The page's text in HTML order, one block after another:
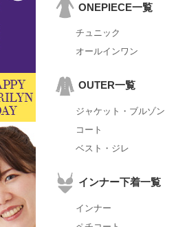
ONEPIECE一覧
チュニック
オールインワン
OUTER一覧
ジャケット・ブルゾン
コート
ベスト・ジレ
インナー下着一覧
インナー